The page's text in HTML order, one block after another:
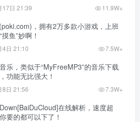
17日 21:39 11.9W+
，拥有2万多款小游戏，上班
摸鱼”妙啊！
4日 21:10 7.5W+
乐，类似于“MyFreeMP3”的音乐下载
功能无比强大！
8日 21:56 7.3W+
在线解析，速度超
要的都可以下了！